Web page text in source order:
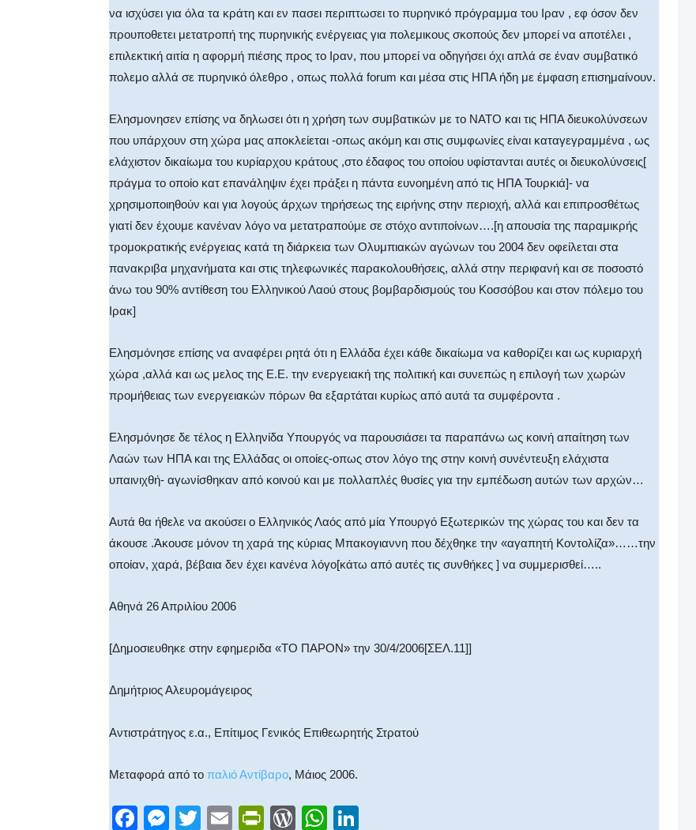
να ισχύσει για όλα τα κράτη και εν πασει περιπτωσει το πυρηνικό πρόγραμμα του Ιραν , εφ όσον δεν
προυποθετει μετατροπή της πυρηνικής ενέργειας για πολεμικους σκοπούς δεν μπορεί να αποτέλει ,
επιλεκτική αιτία η αφορμή πιέσης προς το Ιραν, που μπορεί να οδηγήσει όχι απλά σε έναν συμβατικό
πολεμο αλλά σε πυρηνικό όλεθρο , οπως πολλά forum και μέσα στις ΗΠΑ ήδη με έμφαση επισημαίνουν.
Ελησμονησεν επίσης να δηλωσει ότι η χρήση των συμβατικών με το ΝΑΤΟ και τις ΗΠΑ διευκολύνσεων
που υπάρχουν στη χώρα μας αποκλείεται -οπως ακόμη και στις συμφωνίες είναι καταγεγραμμένα , ως
ελάχιστον δικαίωμα του κυρίαρχου κράτους ,στο έδαφος του οποίου υφίστανται αυτές οι διευκολύνσεις[
πράγμα το οποίο κατ επανάληψιν έχει πράξει η πάντα ευνοημένη από τις ΗΠΑ Τουρκιά]- να
χρησιμοποιηθούν και για λογούς άρχων τηρήσεως της ειρήνης στην περιοχή, αλλά και επιπροσθέτως
γιατί δεν έχουμε κανέναν λόγο να μετατραπούμε σε στόχο αντιποίνων….[η απουσία της παραμικρής
τρομοκρατικής ενέργειας κατά τη διάρκεια των Ολυμπιακών αγώνων του 2004 δεν οφείλεται στα
πανακριβα μηχανήματα και στις τηλεφωνικές παρακολουθήσεις, αλλά στην περιφανή και σε ποσοστό
άνω του 90% αντίθεση του Ελληνικού Λαού στους βομβαρδισμούς του Κοσσόβου και στον πόλεμο του
Ιρακ]
Ελησμόνησε επίσης να αναφέρει ρητά ότι η Ελλάδα έχει κάθε δικαίωμα να καθορίζει και ως κυριαρχή
χώρα ,αλλά και ως μελος της Ε.Ε. την ενεργειακή της πολιτική και συνεπώς η επιλογή των χωρών
προμήθειας των ενεργειακών πόρων θα εξαρτάται κυρίως από αυτά τα συμφέροντα .
Ελησμόνησε δε τέλος η Ελληνίδα Υπουργός να παρουσιάσει τα παραπάνω ως κοινή απαίτηση των
Λαών των ΗΠΑ και της Ελλάδας οι οποίες-οπως στον λόγο της στην κοινή συνέντευξη ελάχιστα
υπαινιχθή- αγωνίσθηκαν από κοινού και με πολλαπλές θυσίες για την εμπέδωση αυτών των αρχών…
Αυτά θα ήθελε να ακούσει ο Ελληνικός Λαός από μία Υπουργό Εξωτερικών της χώρας του και δεν τα
άκουσε .Άκουσε μόνον τη χαρά της κύριας Μπακογιαννη που δέχθηκε την «αγαπητή Κοντολίζα»……την
οποίαν, χαρά, βέβαια δεν έχει κανένα λόγο[κάτω από αυτές τις συνθήκες ] να συμμερισθεί…..
Αθηνά 26 Απριλίου 2006
[Δημοσιευθηκε στην εφημεριδα «ΤΟ ΠΑΡΟΝ» την 30/4/2006[ΣΕΛ.11]]
Δημήτριος Αλευρομάγειρος
Αντιστράτηγος ε.α., Επίτιμος Γενικός Επιθεωρητής Στρατού
Μεταφορά από το παλιό Αντίβαρο, Μάιος 2006.
F
M
T
E
Pr W
W